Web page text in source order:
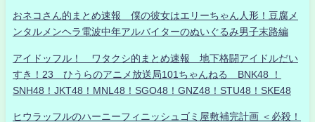
おネコさん的まとめ速報 僕の彼女はエリーちゃん人形！豆腐メ
ンタルメンヘラ電波中年アルバイターのぬいぐるみ男子末路編
アイドッフル！ ワタクシ的まとめ速報 地下格闘アイドルだい
すき！23 ひうらのアニメ放送局101ちゃんねる BNK48 ！
SNH48！JKT48！MNL48！SGO48！GNZ48！STU48！SKE48
ヒウラッフルのハーニーフィニッシュゴミ屋敷補完計画 ＜必殺！